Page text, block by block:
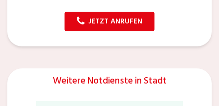
JETZT ANRUFEN
Weitere Notdienste in Stadt